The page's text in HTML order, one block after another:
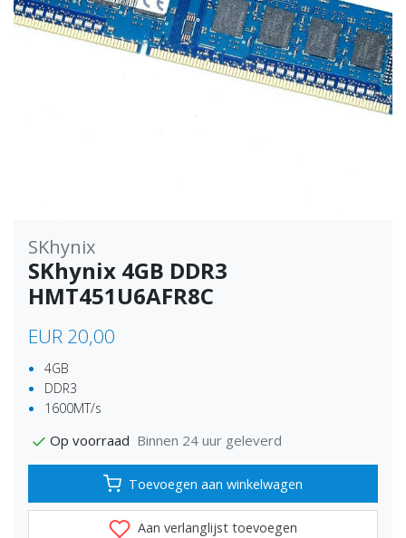
SKhynix
SKhynix 4GB DDR3
HMT451U6AFR8C
EUR 20,00
4GB
DDR3
1600MT/s
Op voorraad Binnen 24 uur geleverd
Toevoegen aan winkelwagen
Aan verlanglijst toevoegen